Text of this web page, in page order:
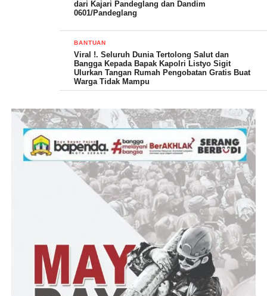
Terpisah Ketua Jurnalis Banten Bersatu yang juga selaku
Pimpinan Redaksi Media AMGT News online, Kasman
mengatakan bahwa bantuan yang diberikan kepada keluarga
korban meninggal dalam tragedi maut di Kaduoncog dari
sumbangan para wartawan juga kepala desa yang perduli.
“Alhamdulillah, rekan-rekan Jurnalis menyisihkan sedikit
dari Kajari Pandeglang dan Dandim
0601/Pandeglang
BANTUAN
Viral !. Seluruh Dunia Tertolong Salut dan
Bangga Kepada Bapak Kapolri Listyo Sigit
Ulurkan Tangan Rumah Pengobatan Gratis Buat
Warga Tidak Mampu